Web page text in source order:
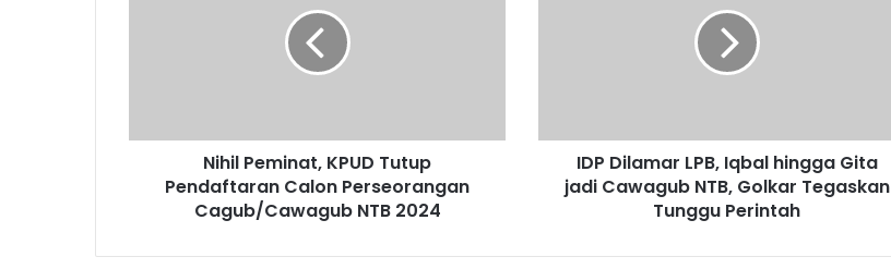
Nihil Peminat, KPUD Tutup
Pendaftaran Calon Perseorangan
Cagub/Cawagub NTB 2024
IDP Dilamar LPB, Iqbal hingga Gita
jadi Cawagub NTB, Golkar Tegaskan
Tunggu Perintah